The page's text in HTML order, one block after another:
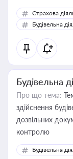
корисне для
бухгалтера під
державного
статусу суб'єктів
Страхова
Будівельна
Будівельна
Про що тема:
здійснення
дозвільних
контролю
Будівельна